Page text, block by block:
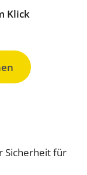
Sicherheit für
Klick